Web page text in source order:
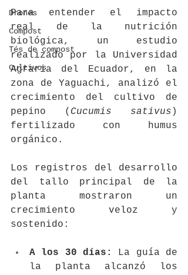
Drones
Compost
Tés de compost
Cultivos
Para entender el impacto
real de la nutrición
biológica, un estudio
realizado por la Universidad
Agraria del Ecuador, en la
zona de Yaguachi, analizó el
crecimiento del cultivo de
pepino ( Cucumis sativus )
fertilizado con humus
orgánico.
Los registros del desarrollo
del tallo principal de la
planta mostraron un
crecimiento veloz y
sostenido:
A los 30 días:
La guía de
la planta alcanzó los